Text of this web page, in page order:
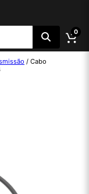
0
/ Cabo